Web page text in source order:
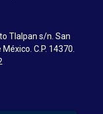
Tlalpan s/n. San
C.P. 14370.